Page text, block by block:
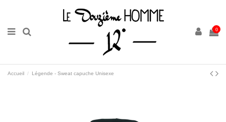
0
Accueil Légende - Sweat capuche Unisexe